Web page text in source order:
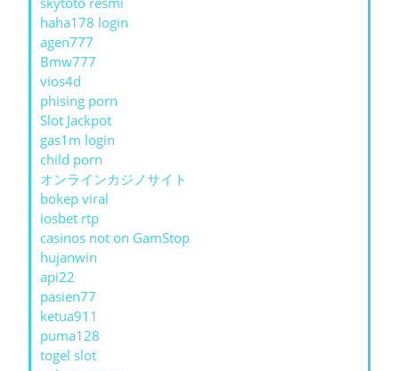
haha178 login
agen777
Bmw777
vios4d
phising porn
Slot Jackpot
gas1m login
child porn
オンラインカジノサイト
bokep viral
iosbet rtp
casinos not on GamStop
hujanwin
api22
pasien77
ketua911
puma128
togel slot